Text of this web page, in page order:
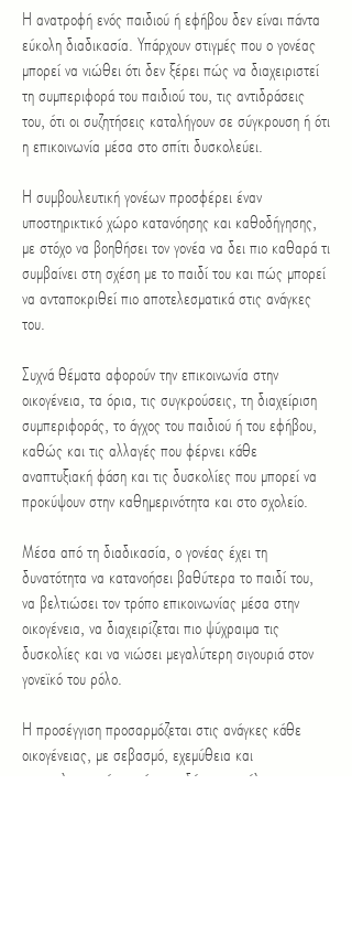
Η ανατροφή ενός παιδιού ή εφήβου δεν είναι πάντα
εύκολη διαδικασία. Υπάρχουν στιγμές που ο γονέας
μπορεί να νιώθει ότι δεν ξέρει πώς να διαχειριστεί
τη συμπεριφορά του παιδιού του, τις αντιδράσεις
του, ότι οι συζητήσεις καταλήγουν σε σύγκρουση ή ότι
η επικοινωνία μέσα στο σπίτι δυσκολεύει.
Η συμβουλευτική γονέων προσφέρει έναν
υποστηρικτικό χώρο κατανόησης και καθοδήγησης,
με στόχο να βοηθήσει τον γονέα να δει πιο καθαρά τι
συμβαίνει στη σχέση με το παιδί του και πώς μπορεί
να ανταποκριθεί πιο αποτελεσματικά στις ανάγκες
του.
Συχνά θέματα αφορούν την επικοινωνία στην
οικογένεια, τα όρια, τις συγκρούσεις, τη διαχείριση
συμπεριφοράς, το άγχος του παιδιού ή του εφήβου,
καθώς και τις αλλαγές που φέρνει κάθε
αναπτυξιακή φάση και τις δυσκολίες που μπορεί να
προκύψουν στην καθημερινότητα και στο σχολείο.
Μέσα από τη διαδικασία, ο γονέας έχει τη
δυνατότητα να κατανοήσει βαθύτερα το παιδί του,
να βελτιώσει τον τρόπο επικοινωνίας μέσα στην
οικογένεια, να διαχειρίζεται πιο ψύχραιμα τις
δυσκολίες και να νιώσει μεγαλύτερη σιγουριά στον
γονεϊκό του ρόλο.
Η προσέγγιση προσαρμόζεται στις ανάγκες κάθε
οικογένειας, με σεβασμό, εχεμύθεια και
επαγγελματισμό, χωρίς την ιδέα της «τέλειας